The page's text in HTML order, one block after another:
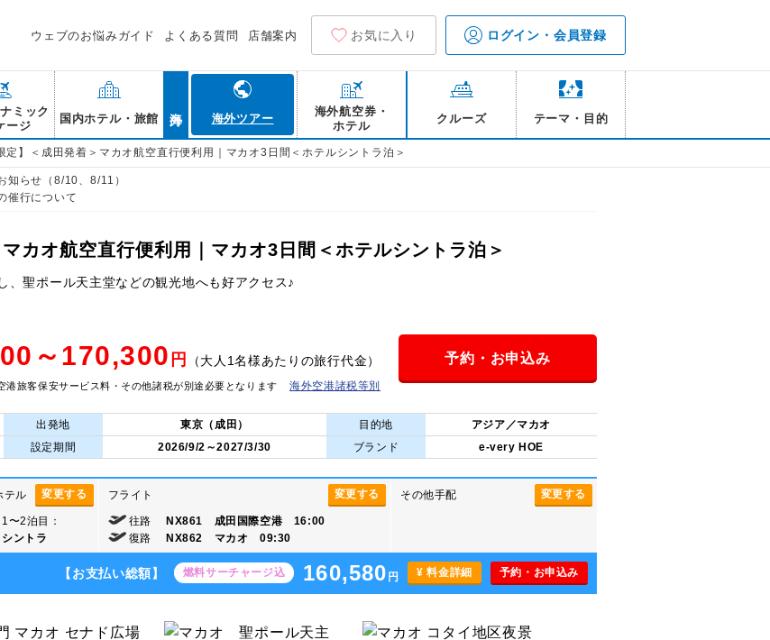
ウェブのお悩みガイド よくある質問 店舗案内 お気に入り ログイン・会員登録
ミック
ージ
国内ホテル・旅館 海外ツアー
海外航空券・
ホテル
クルーズ テーマ・目的
定】＜成田発着＞マカオ航空直行便利用｜マカオ3日間＜ホテルシントラ泊＞
知らせ（8/10、8/11）
催行について
カオ航空直行便利用｜マカオ3日間＜ホテルシントラ泊＞
、聖ポール天主堂などの観光地へも好アクセス♪
～170,300 円 （大人1名様あたりの旅行代金）
港旅客保安サービス料・その他諸税が別途必要となります 海外空港諸税等別
予約・お申込み
出発地 東京（成田） 目的地
アジア／マカオ
設定期間 2026/9/2～2027/3/30 ブランド e-very HOE
変更する
テル
1〜2泊目：
シントラ
変更する
フライト
往路
NX861 成田国際空港 16:00
復路
NX862 マカオ 09:30
変更する
その他手配
【お支払い総額】 燃料サーチャージ込 160,580 円 ¥ 料金詳細 予約・お申込み